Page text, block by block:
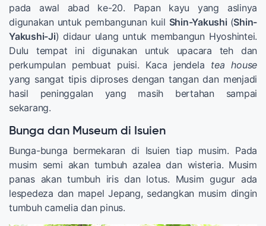
pada awal abad ke-20. Papan kayu yang aslinya
digunakan untuk pembangunan kuil Shin-Yakushi (Shin-
Yakushi-Ji) didaur ulang untuk membangun Hyoshintei.
Dulu tempat ini digunakan untuk upacara teh dan
perkumpulan pembuat puisi. Kaca jendela tea house
yang sangat tipis diproses dengan tangan dan menjadi
hasil peninggalan yang masih bertahan sampai
sekarang.
Bunga dan Museum di Isuien
Bunga-bunga bermekaran di Isuien tiap musim. Pada
musim semi akan tumbuh azalea dan wisteria. Musim
panas akan tumbuh iris dan lotus. Musim gugur ada
lespedeza dan mapel Jepang, sedangkan musim dingin
tumbuh camelia dan pinus.